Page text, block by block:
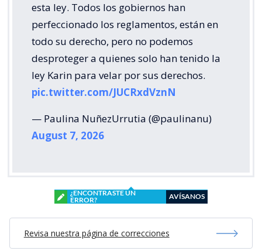
esta ley. Todos los gobiernos han
perfeccionado los reglamentos, están en
todo su derecho, pero no podemos
desproteger a quienes solo han tenido la
ley Karin para velar por sus derechos.
pic.twitter.com/JUCRxdVznN
— Paulina NuñezUrrutia (@paulinanu)
August 7, 2026
¿ENCONTRASTE UN
ERROR?
AVÍSANOS
Revisa nuestra página de correcciones